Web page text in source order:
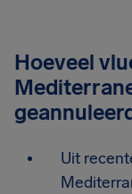
Hoeveel
Uit